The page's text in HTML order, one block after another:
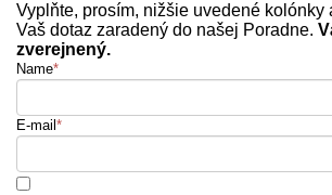
Vyplňte, prosím, nižšie uvedené kolónky
Vaš dotaz zaradený do našej Poradne.
zverejnený.
Name*
E-mail *